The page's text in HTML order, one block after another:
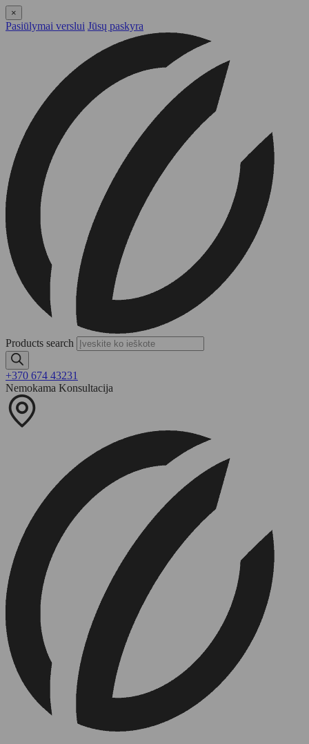
×
Pasiūlymai verslui Jūsų paskyra
Products search
+370 674 43231
Nemokama Konsultacija